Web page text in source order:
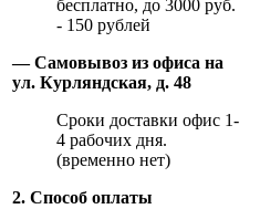
бесплатно, до 3000 руб.
- 150 рублей
— Самовывоз из офиса на
ул. Курляндская, д. 48
Сроки доставки офис 1-
4 рабочих дня.
(временно нет)
2. Способ оплаты